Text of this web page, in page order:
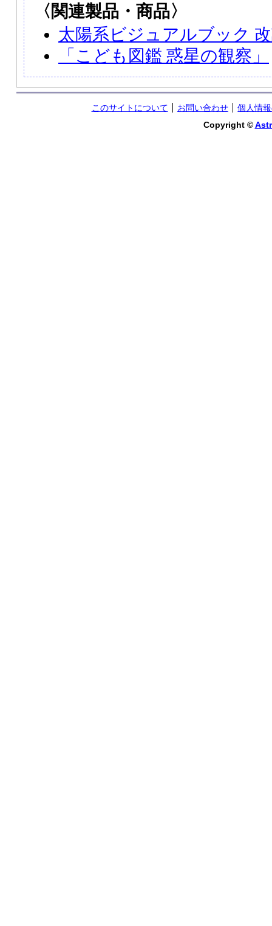
〈関連製品・商品〉
太陽系ビジュアルブック
「こども図鑑 惑星の観察」
このサイトについて お問い合わせ
個人情
Copyright ©